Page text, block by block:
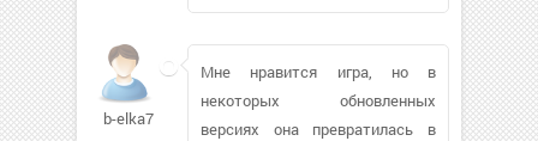
b-elka7
Мне нравится игра, но в
некоторых обновленных
версиях она превратилась в